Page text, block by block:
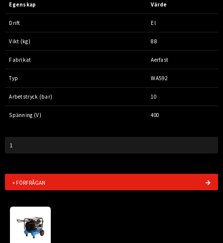
Egenskap Värde
Drift El
Vikt (kg) 88
Fabrikat Aerfast
Typ WA592
Arbetstryck (bar) 10
Spänning (V) 400
+ FÖRFRÅGAN